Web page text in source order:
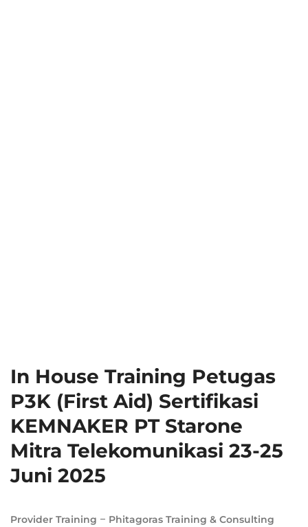
In House Training Petugas
P3K (First Aid) Sertifikasi
KEMNAKER PT Starone
Mitra Telekomunikasi 23-25
Juni 2025
Provider Training – Phitagoras Training & Consulting